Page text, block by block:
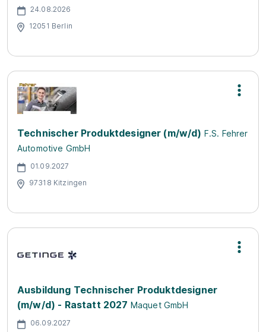
24.08.2026
12051 Berlin
Technischer Produktdesigner (m/w/d) F.S. Fehrer
Automotive GmbH
01.09.2027
97318 Kitzingen
Ausbildung Technischer Produktdesigner
(m/w/d) - Rastatt 2027 Maquet GmbH
06.09.2027